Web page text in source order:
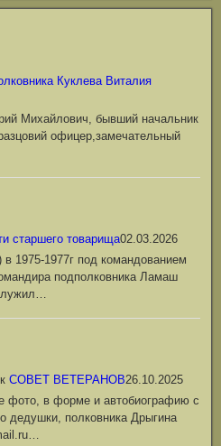
Куклева Виталия
Михайлович, бывший начальник
офицер,замечательный
старшего товарища02.03.2026
1975-1977г под командованием
подполковника Ламаш
к СОВЕТ ВЕТЕРАНОВ26.10.2025
фото, в форме и автобиографию с
дедушки, полковника Дрыгина